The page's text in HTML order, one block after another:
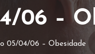
06 –
05/04/06 – Obesidade